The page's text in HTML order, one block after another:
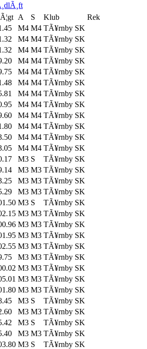
A S Klub
Rek
M4 M4 TÃ¥rnby SK
M4 M4 TÃ¥rnby SK
M4 M4 TÃ¥rnby SK
M4 M4 TÃ¥rnby SK
M4 M4 TÃ¥rnby SK
M4 M4 TÃ¥rnby SK
M4 M4 TÃ¥rnby SK
M4 M4 TÃ¥rnby SK
M4 M4 TÃ¥rnby SK
M4 M4 TÃ¥rnby SK
M4 M4 TÃ¥rnby SK
M4 M4 TÃ¥rnby SK
M3 S
TÃ¥rnby SK
M3 M3 TÃ¥rnby SK
M3 M3 TÃ¥rnby SK
M3 M3 TÃ¥rnby SK
M3 S
TÃ¥rnby SK
M3 M3 TÃ¥rnby SK
M3 M3 TÃ¥rnby SK
M3 M3 TÃ¥rnby SK
M3 M3 TÃ¥rnby SK
M3 M3 TÃ¥rnby SK
M3 M3 TÃ¥rnby SK
M3 M3 TÃ¥rnby SK
M3 M3 TÃ¥rnby SK
M3 S
TÃ¥rnby SK
M3 M3 TÃ¥rnby SK
M3 S
TÃ¥rnby SK
M3 M3 TÃ¥rnby SK
M3 S
TÃ¥rnby SK